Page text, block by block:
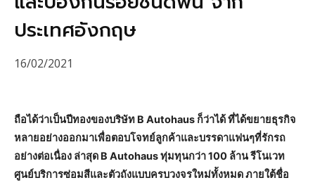
ประเทศอังกฤษ
16/02/2021
ถือได้ว่าเป็นปีทองของบริษัท B Autohaus ก็ว่าได้ ที่ได้ขยายธุรกิจ
หลายอย่างออกมาเพื่อตอบโจทย์ลูกค้าและบรรดาแฟนๆที่รักรถ
อย่างต่อเนื่อง ล่าสุด B Autohaus ทุ่มทุนกว่า 100 ล้าน รีโนเวท
ศูนย์บริการซ่อมสีและตัวถังแบบครบวงจรใหม่ทั้งหมด ภายใต้ชื่อ